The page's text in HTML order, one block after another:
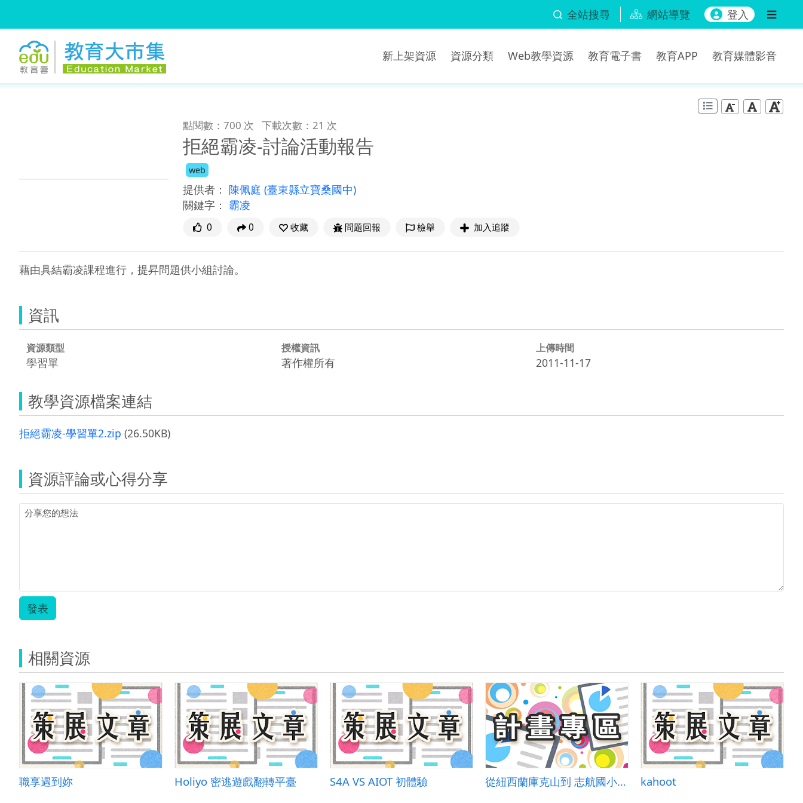
全站搜尋 網站導覽 登入
新上架資源 資源分類 Web教學資源 教育電子書 教育APP 教育媒體影音
點閱數：700 次 下載次數：21 次
拒絕霸凌-討論活動報告
web
提供者： 陳佩庭 (臺東縣立寶桑國中)
關鍵字： 霸凌
0 0 收藏 問題回報 檢舉 加入追蹤
藉由具結霸凌課程進行，提昇問題供小組討論。
資訊
資源類型
學習單
授權資訊
著作權所有
上傳時間
2011-11-17
教學資源檔案連結
拒絕霸凌-學習單2.zip (26.50KB)
資源評論或心得分享
發表
相關資源
職享遇到妳 Holiyo 密逃遊戲翻轉平臺 S4A VS AIOT 初體驗 從紐西蘭庫克山到 志航國小升旗台 kahoot